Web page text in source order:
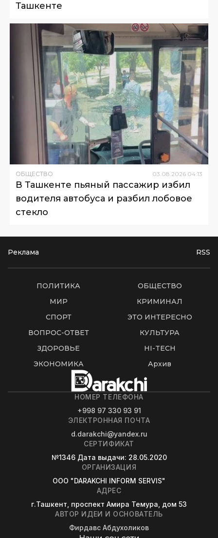
Ташкенте
ОБЩЕСТВО 03.08.2026 04:13
В Ташкенте пьяный пассажир избил
водителя автобуса и разбил лобовое
стекло
Реклама RSS
ПОЛИТИКА
ОБЩЕСТВО
МИР
КРИМИНАЛ
СПОРТ
ЭТО ИНТЕРЕСНО
ВОПРОС-ОТВЕТ
КУЛЬТУРА
ЗДОРОВЬЕ
HI-TECH
ЭКОНОМИКА
Архив
НОМЕР ТЕЛЕФОНА
+998 97 330 93 91
ЭЛЕКТРОННАЯ ПОЧТА
d.darakchi@yandex.ru
СЕРТИФИКАТ
№1346 Дата выдачи: 28.05.2020
ОРГАНИЗАЦИЯ
OOO "DARAKCHI INFORM SERVIS"
АДРЕС
г.Ташкент, проспект Амира Темура, дом 53
АВТОР ИДЕИ И ОСНОВАТЕЛЬ
Фирдавс Абдухоликов